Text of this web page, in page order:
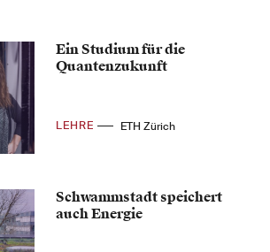
Ein Studium für die
Quantenzukunft
LEHRE ETH Zürich
Schwammstadt speichert
auch Energie